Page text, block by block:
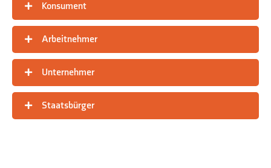
Konsument
Arbeitnehmer
Unternehmer
Staatsbürger